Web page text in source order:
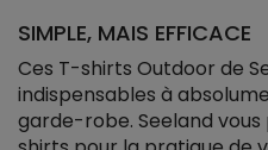
SIMPLE, MAIS EFFICACE
Ces T-shirts Outdoor de
indispensables à
garde-robe. Seeland